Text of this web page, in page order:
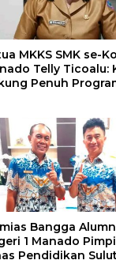
MKKS SMK se-
Telly Ticoalu:
Penuh
Bangga
1 Manado
Pendidikan